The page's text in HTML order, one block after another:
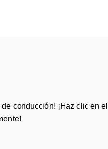
conducción! ¡Haz clic en el